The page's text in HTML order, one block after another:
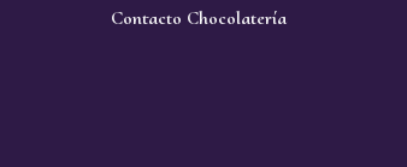
Contacto Chocolatería